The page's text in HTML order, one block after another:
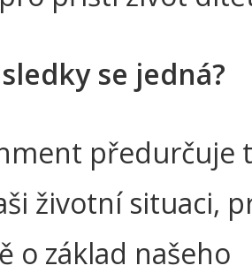
se jedná?
předurčuje
životní situaci,
o základ našeho